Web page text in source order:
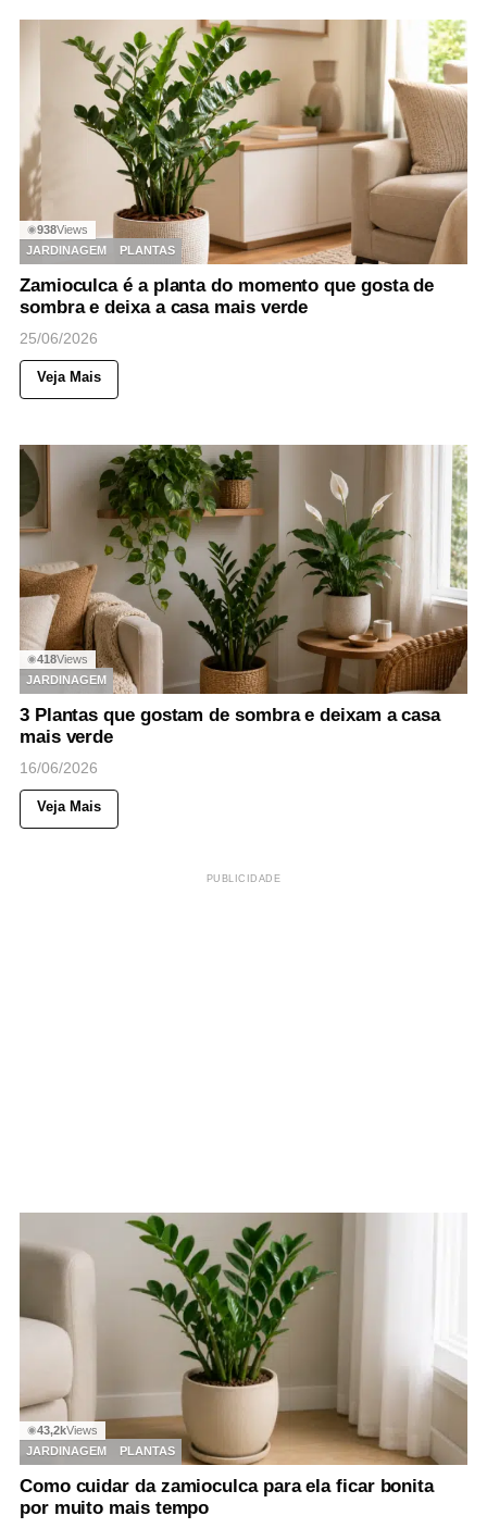
◉938Views
JARDINAGEM
PLANTAS
Zamioculca é a planta do momento que gosta de
sombra e deixa a casa mais verde
25/06/2026
Veja Mais
◉418Views
JARDINAGEM
3 Plantas que gostam de sombra e deixam a casa
mais verde
16/06/2026
Veja Mais
PUBLICIDADE
◉43,2kViews
JARDINAGEM
PLANTAS
Como cuidar da zamioculca para ela ficar bonita
por muito mais tempo